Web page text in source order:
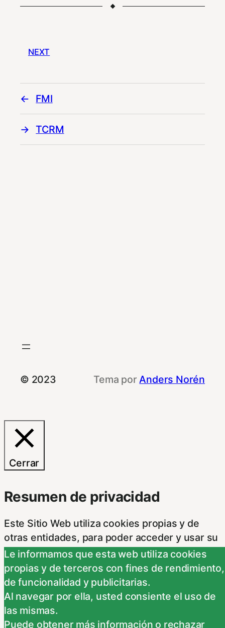
NEXT
FMI
TCRM
© 2023 Tema porAnders Norén
Le informamos que esta web utiliza cookies
propias y de terceros con fines de rendimiento,
de funcionalidad y publicitarias.
Al navegar por ella, usted consiente el uso de
las mismas.
Puede obtener más información o rechazar
Cerrar
Resumen de privacidad
Este Sitio Web utiliza cookies propias y de
otras entidades, para poder acceder y usar su
información para las finalidades que se indican
a continuación. Si no está de acuerdo con
alguna de estas finalidades, podrá
personalizar sus opciones a través...
Necessary
Necessary